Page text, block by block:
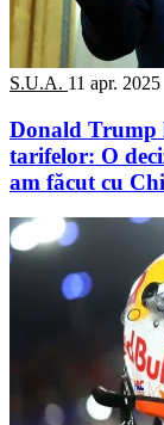
S.U.A. 11 apr. 2025
Donald Trump
tarifelor: O
am făcut cu